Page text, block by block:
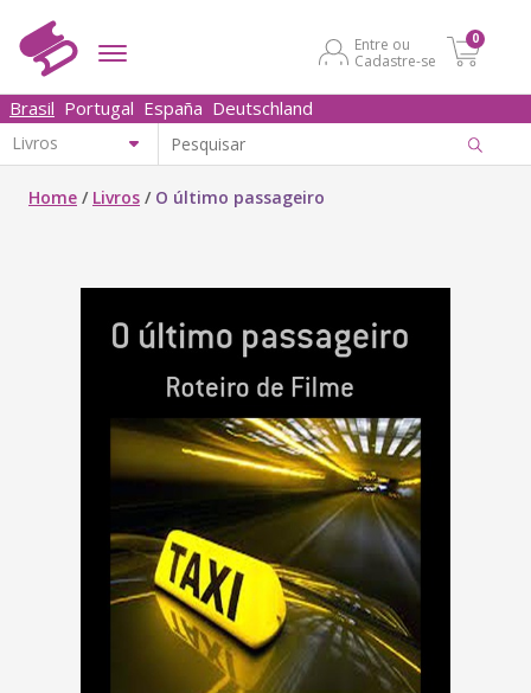
Entre ou
Cadastre-se
0
Brasil Portugal España Deutschland
Home / Livros / O último passageiro